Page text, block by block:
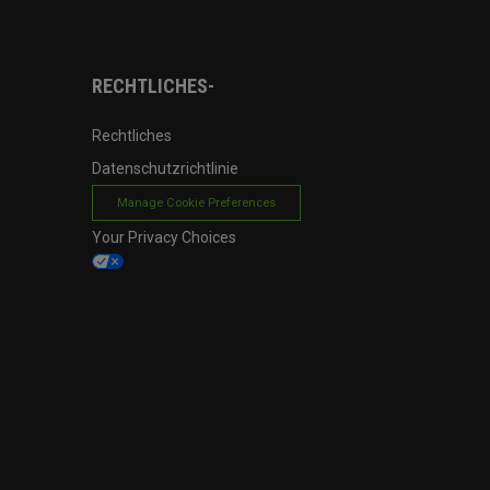
RECHTLICHES-
Rechtliches
Datenschutzrichtlinie
Manage Cookie Preferences
Your Privacy Choices